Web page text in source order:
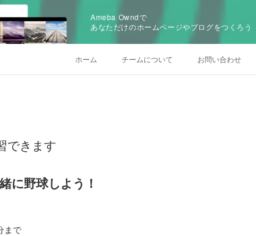
Ameba Owndで
あなただけのホームページやブログをつくろう
ホーム チームについて お問い合わせ
できます
に野球しよう！
まで